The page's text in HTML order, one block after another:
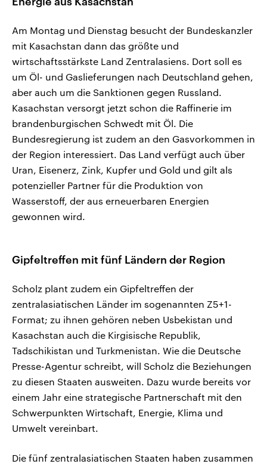
Am Montag und Dienstag besucht der Bundeskanzler
mit Kasachstan dann das größte und
wirtschaftsstärkste Land Zentralasiens. Dort soll es
um Öl- und Gaslieferungen nach Deutschland gehen,
aber auch um die Sanktionen gegen Russland.
Kasachstan versorgt jetzt schon die Raffinerie im
brandenburgischen Schwedt mit Öl. Die
Bundesregierung ist zudem an den Gasvorkommen in
der Region interessiert. Das Land verfügt auch über
Uran, Eisenerz, Zink, Kupfer und Gold und gilt als
potenzieller Partner für die Produktion von
Wasserstoff, der aus erneuerbaren Energien
gewonnen wird.
Gipfeltreffen mit fünf Ländern der Region
Scholz plant zudem ein Gipfeltreffen der
zentralasiatischen Länder im sogenannten Z5+1-
Format; zu ihnen gehören neben Usbekistan und
Kasachstan auch die Kirgisische Republik,
Tadschikistan und Turkmenistan. Wie die Deutsche
Presse-Agentur schreibt, will Scholz die Beziehungen
zu diesen Staaten ausweiten. Dazu wurde bereits vor
einem Jahr eine strategische Partnerschaft mit den
Schwerpunkten Wirtschaft, Energie, Klima und
Umwelt vereinbart.
Die fünf zentralasiatischen Staaten haben zusammen